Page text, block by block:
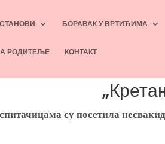
БОРАВАК У ВРТИЋИМА
РОДИТЕЉЕ КОНТАКТ
су посетила